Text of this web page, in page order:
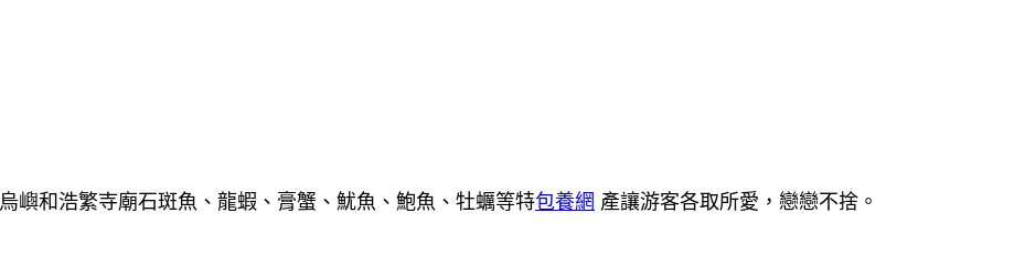
嶼和浩繁寺廟石斑魚、龍蝦、膏蟹、魷魚、鮑魚、牡蠣等特包養網 產讓游客各取所愛，戀戀不捨。